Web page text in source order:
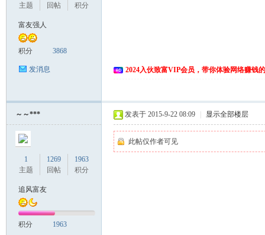
主题
回帖
积分
富友强人
积分 3868
发消息 2024入伙致富VIP会员，带你体验网络赚钱
～～***
1
主题
1269
回帖
1963
积分
追风富友
积分 1963
发表于 2015-9-22 08:09 显示全部楼层
此帖仅作者可见